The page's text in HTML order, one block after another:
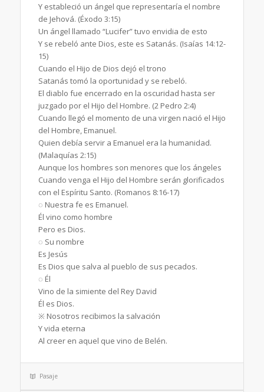
Y estableció un ángel que representaría el nombre
de Jehová. (Éxodo 3:15)
Un ángel llamado “Lucifer” tuvo envidia de esto
Y se rebeló ante Dios, este es Satanás. (Isaías 14:12-
15)
Cuando el Hijo de Dios dejó el trono
Satanás tomó la oportunidad y se rebeló.
El diablo fue encerrado en la oscuridad hasta ser
juzgado por el Hijo del Hombre. (2 Pedro 2:4)
Cuando llegó el momento de una virgen nació el Hijo
del Hombre, Emanuel.
Quien debía servir a Emanuel era la humanidad.
(Malaquías 2:15)
Aunque los hombres son menores que los ángeles
Cuando venga el Hijo del Hombre serán glorificados
con el Espíritu Santo. (Romanos 8:16-17)
◌ Nuestra fe es Emanuel.
Él vino como hombre
Pero es Dios.
◌ Su nombre
Es Jesús
Es Dios que salva al pueblo de sus pecados.
◌ Él
Vino de la simiente del Rey David
Él es Dios.
※ Nosotros recibimos la salvación
Y vida eterna
Al creer en aquel que vino de Belén.
Pasaje